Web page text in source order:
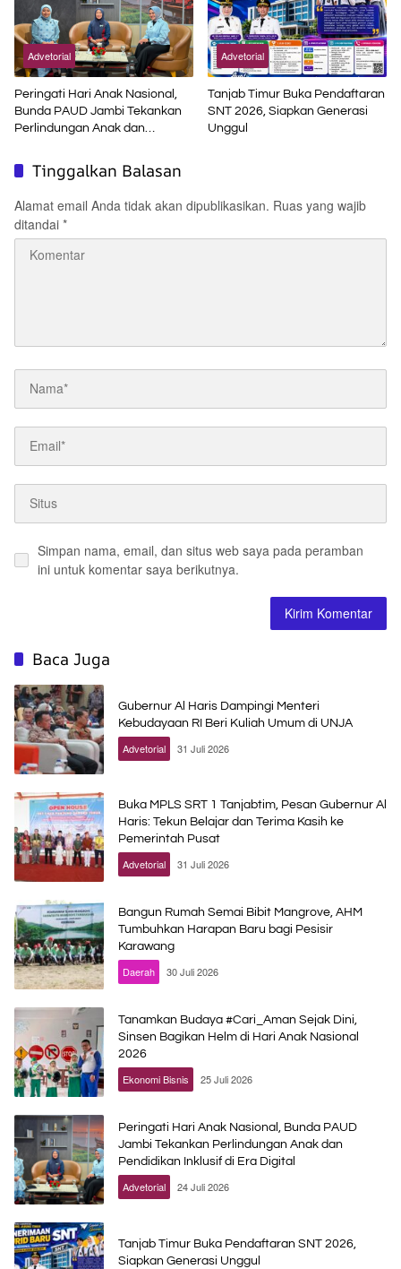
Advetorial
Peringati Hari Anak Nasional,
Bunda PAUD Jambi Tekankan
Perlindungan Anak dan
Advetorial
Tanjab Timur Buka Pendaftaran
SNT 2026, Siapkan Generasi
Unggul
Tinggalkan Balasan
Alamat email Anda tidak akan dipublikasikan. Ruas yang wajib
ditandai *
Simpan nama, email, dan situs web saya pada peramban
ini untuk komentar saya berikutnya.
Baca Juga
Gubernur Al Haris Dampingi Menteri
Kebudayaan RI Beri Kuliah Umum di UNJA
Advetorial 31 Juli 2026
Buka MPLS SRT 1 Tanjabtim, Pesan Gubernur Al
Haris: Tekun Belajar dan Terima Kasih ke
Pemerintah Pusat
Advetorial 31 Juli 2026
Bangun Rumah Semai Bibit Mangrove, AHM
Tumbuhkan Harapan Baru bagi Pesisir
Karawang
Daerah 30 Juli 2026
Tanamkan Budaya #Cari_Aman Sejak Dini,
Sinsen Bagikan Helm di Hari Anak Nasional
2026
Ekonomi Bisnis 25 Juli 2026
Peringati Hari Anak Nasional, Bunda PAUD
Jambi Tekankan Perlindungan Anak dan
Pendidikan Inklusif di Era Digital
Advetorial 24 Juli 2026
Tanjab Timur Buka Pendaftaran SNT 2026,
Siapkan Generasi Unggul